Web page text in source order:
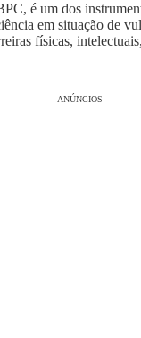
é um dos
em situação de
físicas,
ANÚNCIOS